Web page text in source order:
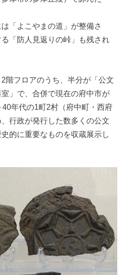
「よこやまの道」が整備さ
「防人見返りの峠」も残され
2階フロアのうち、半分が「公文
」で、合併で現在の府中市が
年代の1町2村（府中町・西府
行政が発行した数多くの公文
的に重要なものを収蔵展示し